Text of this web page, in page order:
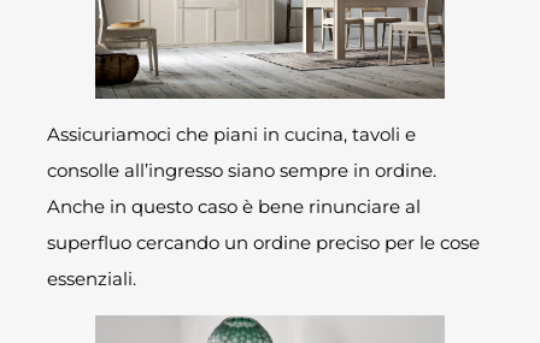
Assicuriamoci che piani in cucina, tavoli e
consolle all’ingresso siano sempre in ordine.
Anche in questo caso è bene rinunciare al
superfluo cercando un ordine preciso per le cose
essenziali.